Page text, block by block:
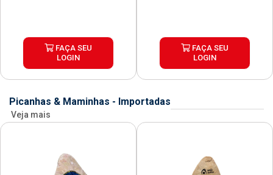
FAÇA SEU
LOGIN
FAÇA SEU
LOGIN
Picanhas & Maminhas - Importadas
Veja mais